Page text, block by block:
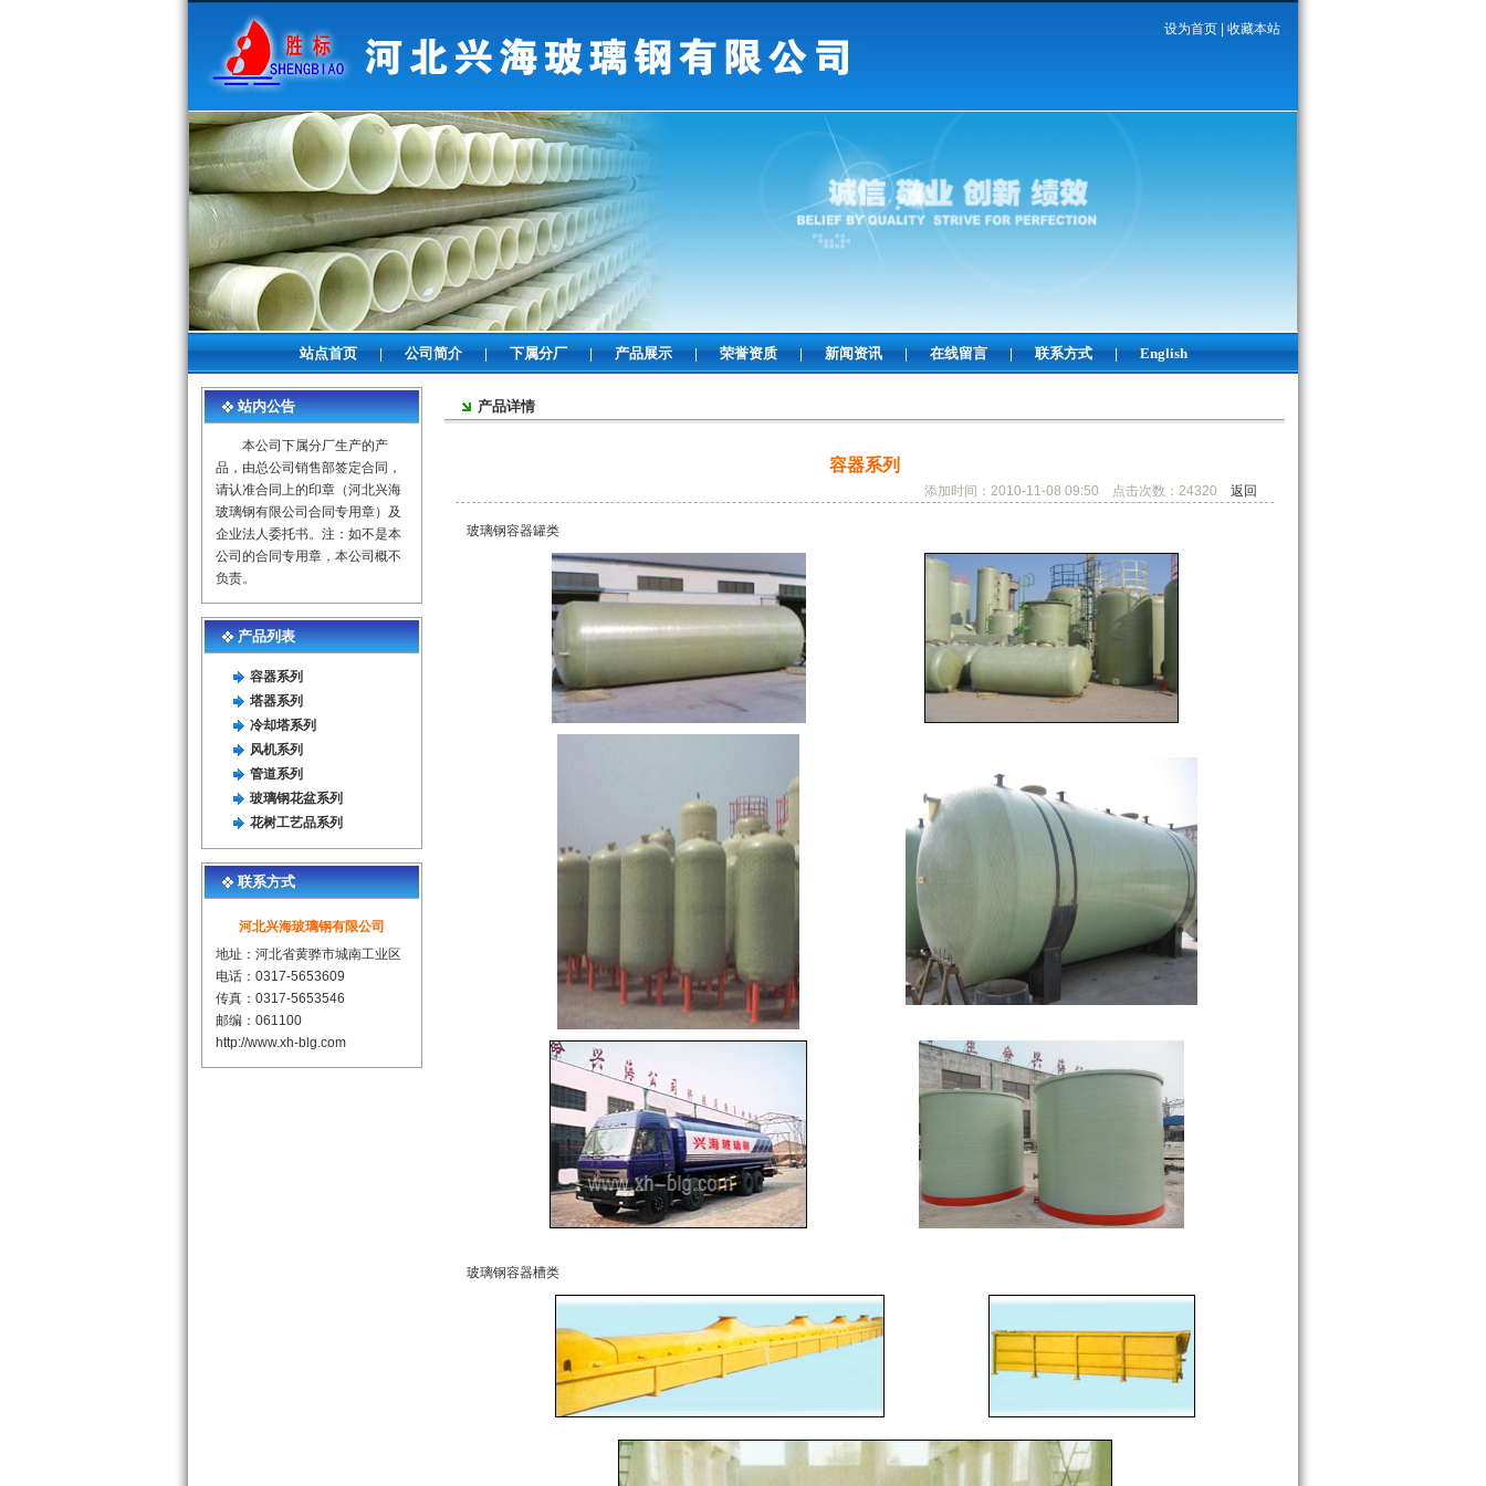
设为首页 收藏本站
站点首页 | 公司简介 | 下属分厂 | 产品展示 | 荣誉资质 | 新闻资讯 | 在线留言 | 联系方式 | English
站内公告
本公司下属分厂生产的产
品，由总公司销售部签定合同，
请认准合同上的印章（河北兴海
玻璃钢有限公司合同专用章）及
企业法人委托书。注：如不是本
公司的合同专用章，本公司概不
负责。
产品列表
容器系列
塔器系列
冷却塔系列
风机系列
管道系列
玻璃钢花盆系列
花树工艺品系列
联系方式
河北兴海玻璃钢有限公司
地址：河北省黄骅市城南工业区
电话：0317-5653609
传真：0317-5653546
邮编：061100
http://www.xh-blg.com
产品详情
容器系列
添加时间：2010-11-08 09:50 点击次数：24320 返回
玻璃钢容器罐类
玻璃钢容器槽类